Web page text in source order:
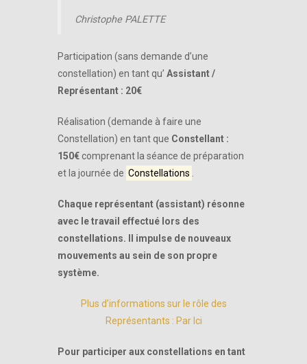
Christophe PALETTE
Participation (sans demande d’une
constellation) en tant qu’ Assistant /
Représentant : 20€
Réalisation (demande à faire une
Constellation) en tant que Constellant :
150€ comprenant la séance de préparation
et la journée de Constellations
Chaque représentant (assistant) résonne
avec le travail effectué lors des
constellations.
Il impulse de nouveaux
mouvements au sein de son propre
système.
Plus d’informations sur le rôle des
Représentants : Par Ici
Pour participer aux constellations en tant